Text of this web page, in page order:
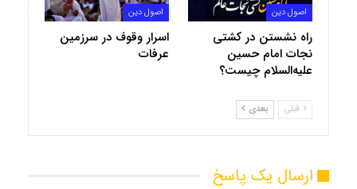
اصول دین
راه‌ نشستن در کشتی
نجات امام حسین
علیه‌السلام چیست؟
اصول دین
اسرار وقوف در سرزمین
عرفات
قبلی بعدی
ارسال یک پاسخ